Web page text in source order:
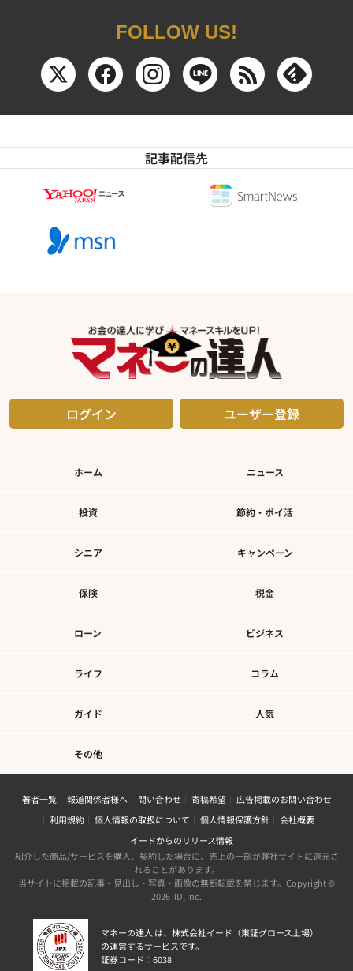
FOLLOW US!
記事配信先
ログイン ユーザー登録
ホーム ニュース
投資 節約・ポイ活
シニア キャンペーン
保険 税金
ローン ビジネス
ライフ コラム
ガイド 人気
その他
著者一覧 報道関係者様へ 問い合わせ 寄稿希望
広告掲載のお問い合わせ
利用規約
個人情報の取扱について 個人情報保護方針
会社概要
イードからのリリース情報
紹介した商品/サービスを購入、契約した場合に、売上の一部が弊社サイトに還元さ
れることがあります。
当サイトに掲載の記事・見出し・写真・画像の無断転載を禁じます。Copyright ©
2026 IID, Inc.
マネーの達人 は、株式会社イード（東証グロース上場）
の運営するサービスです。
証券コード：6038